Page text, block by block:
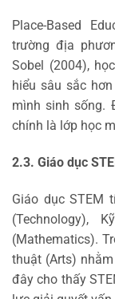
Place-Based
trường địa
Sobel (2004),
hiểu sâu sắc
mình sinh sống.
chính là lớp học
2.3. Giáo dục
Giáo dục STEM
(Technology),
(Mathematics).
thuật (Arts)
đây cho thấy